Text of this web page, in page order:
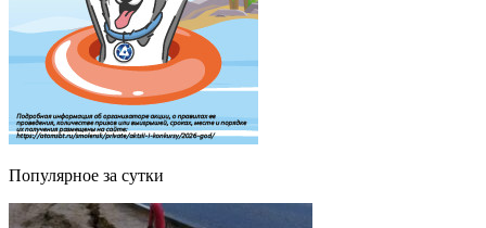
Популярное за сутки